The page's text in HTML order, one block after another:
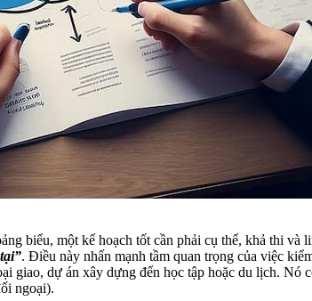
biểu, một kế hoạch tốt cần phải cụ thể, khả thi
. Điều này nhấn mạnh tầm quan trọng của việc
giao, dự án xây dựng đến học tập hoặc du lịch. Nó
ngoại).